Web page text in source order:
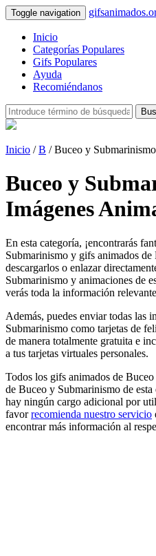
Toggle navigation
Inicio
Categorías Populares
Gifs Populares
Ayuda
Recomiéndanos
Inicio /B / Buceo y Submarinismo
Buceo y
Imágenes
En esta categoría, ¡encontrarás
Submarinismo y gifs animados
descargarlos o enlazar
Submarinismo y animaciones de
verás toda la información
Además, puedes enviar todas las
Submarinismo como tarjetas de
de manera totalmente gratuita e
a tus tarjetas virtuales personales.
Todos los gifs animados de
de Buceo y Submarinismo de
hay ningún cargo adicional por
favorrecomienda nuestro servicio
encontrar más información al